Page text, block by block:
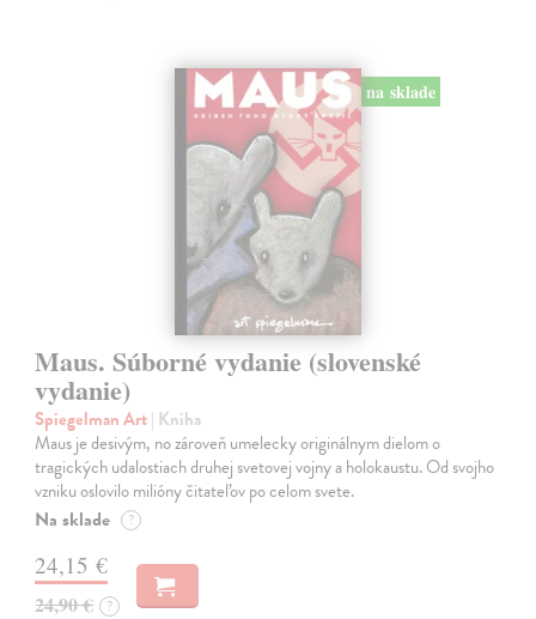
na sklade
Maus. Súborné vydanie (slovenské
vydanie)
Spiegelman Art| Kniha
Maus je desivým, no zároveň umelecky originálnym dielom o
tragických udalostiach druhej svetovej vojny a holokaustu. Od svojho
vzniku oslovilo milióny čitateľov po celom svete.
Na sklade ?
24,15 €
24,90 € ?